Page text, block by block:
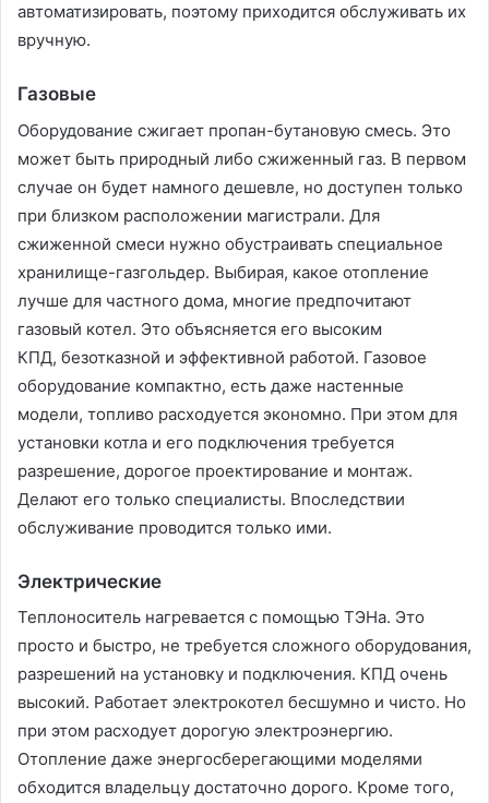
автоматизировать, поэтому приходится обслуживать их
вручную.
Газовые
Оборудование сжигает пропан-бутановую смесь. Это
может быть природный либо сжиженный газ. В первом
случае он будет намного дешевле, но доступен только
при близком расположении магистрали. Для
сжиженной смеси нужно обустраивать специальное
хранилище-газгольдер. Выбирая, какое отопление
лучше для частного дома, многие предпочитают
газовый котел. Это объясняется его высоким
КПД, безотказной и эффективной работой. Газовое
оборудование компактно, есть даже настенные
модели, топливо расходуется экономно. При этом для
установки котла и его подключения требуется
разрешение, дорогое проектирование и монтаж.
Делают его только специалисты. Впоследствии
обслуживание проводится только ими.
Электрические
Теплоноситель нагревается с помощью ТЭНа. Это
просто и быстро, не требуется сложного оборудования,
разрешений на установку и подключения. КПД очень
высокий. Работает электрокотел бесшумно и чисто. Но
при этом расходует дорогую электроэнергию.
Отопление даже энергосберегающими моделями
обходится владельцу достаточно дорого. Кроме того,